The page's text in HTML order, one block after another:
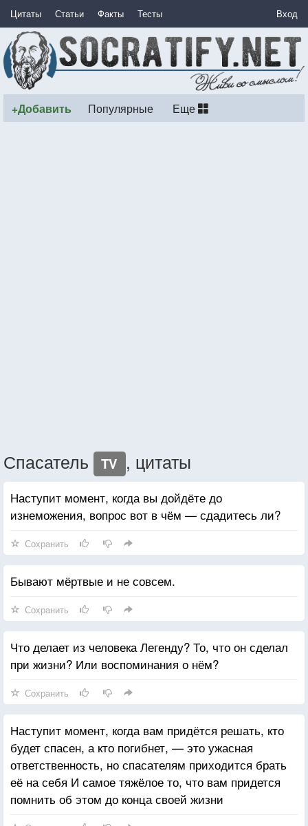
Цитаты Статьи Факты Тесты Вход
+Добавить Популярные Еще
Спасатель TV , цитаты
Наступит момент, когда вы дойдёте до
изнеможения, вопрос вот в чём — сдадитесь ли?
Сохранить
Бывают мёртвые и не совсем.
Сохранить
Что делает из человека Легенду? То, что он сделал
при жизни? Или воспоминания о нём?
Сохранить
Наступит момент, когда вам придётся решать, кто
будет спасен, а кто погибнет, — это ужасная
ответственность, но спасателям приходится брать
её на себя И самое тяжёлое то, что вам придется
помнить об этом до конца своей жизни